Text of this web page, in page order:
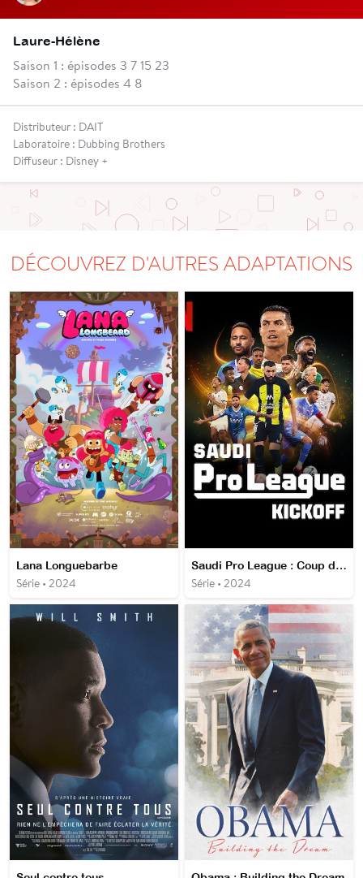
Laure-Hélène
Saison 1 : épisodes 3 7 15 23
Saison 2 : épisodes 4 8
Distributeur : DAIT
Laboratoire : Dubbing Brothers
Diffuseur : Disney +
DÉCOUVREZ D'AUTRES ADAPTATIONS
Lana Longuebarbe
Série • 2024
Saudi Pro League : Coup d'envoi
Série • 2024